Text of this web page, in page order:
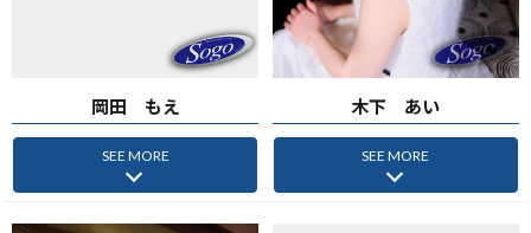
岡田 もえ
SEE MORE
木下 あい
SEE MORE